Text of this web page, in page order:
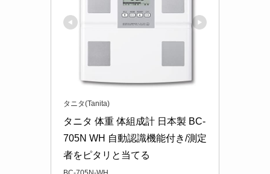
タニタ(Tanita)
タニタ 体重 体組成計 日本製 BC-
705N WH 自動認識機能付き/測定
者をピタリと当てる